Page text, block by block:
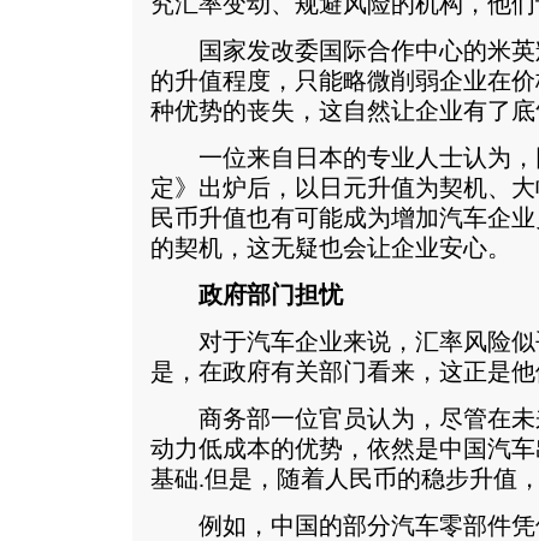
国家发改委国际合作中心的米英
的升值程度，只能略微削弱企业在
种优势的丧失，这自然让企业有了
一位来自日本的专业人士认为，
定》出炉后，以日元升值为契机、
民币升值也有可能成为增加汽车企
的契机，这无疑也会让企业安心。
政府部门担忧
对于汽车企业来说，汇率风险似
是，在政府有关部门看来，这正是
商务部一位官员认为，尽管在未
动力低成本的优势，依然是中国汽
基础.但是，随着人民币的稳步升值
例如，中国的部分汽车零部件凭